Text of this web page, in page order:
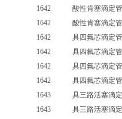
1642 酸性肯塞滴定
1642 酸性肯塞滴定
1642 具四氟芯滴
1642 具四氟芯滴
1642 具四氟芯滴
1642 具四氟芯滴
1643 具三路活塞滴定
1643 具三路活塞滴定